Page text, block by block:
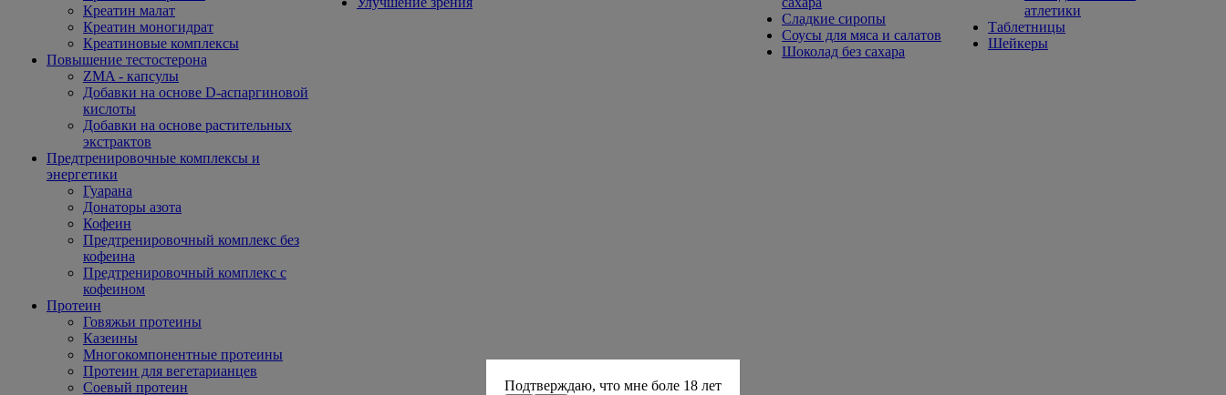
Креатин малат
Креатин моногидрат
Креатиновые комплексы
Повышение тестостерона
ZMA - капсулы
Добавки на основе D-аспаргиновой
кислоты
Добавки на основе растительных
экстрактов
Предтренировочные комплексы и
энергетики
Гуарана
Донаторы азота
Кофеин
Предтренировочный комплекс без
кофеина
Предтренировочный комплекс с
кофеином
Протеин
Говяжьи протеины
Казеины
Многокомпонентные протеины
Протеин для вегетарианцев
Соевый протеин
Сладкие сиропы
Соусы для мяса и салатов
Шоколад без сахара
атлетики
Таблетницы
Шейкеры
Подтверждаю, что мне боле 18 лет